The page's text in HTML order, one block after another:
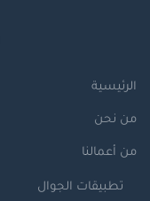
الرئيسية
من نحن
من أعمالنا
تطبيقات الجوال